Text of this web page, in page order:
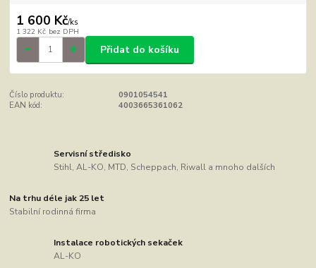
1 600 Kč/ks
1 322 Kč bez DPH
Přidat do košíku
Číslo produktu:
0901054541
EAN kód:
4003665361062
Servisní středisko
Stihl, AL-KO, MTD, Scheppach, Riwall a mnoho dalších
Na trhu déle jak 25 let
Stabilní rodinná firma
Instalace robotických sekaček
AL-KO